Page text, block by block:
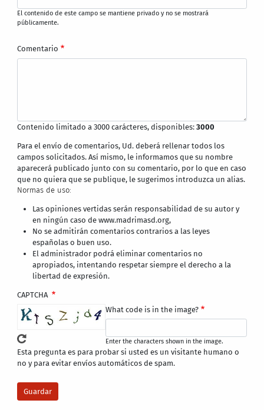
El contenido de este campo se mantiene privado y no se mostrará
públicamente.
Comentario
Contenido limitado a 3000 carácteres, disponibles:3000
Para el envío de comentarios, Ud. deberá rellenar todos los
campos solicitados. Así mismo, le informamos que su nombre
aparecerá publicado junto con su comentario, por lo que en caso
que no quiera que se publique, le sugerimos introduzca un alias.
Normas de uso:
Las opiniones vertidas serán responsabilidad de su autor y
en ningún caso de www.madrimasd.org,
No se admitirán comentarios contrarios a las leyes
españolas o buen uso.
El administrador podrá eliminar comentarios no
apropiados, intentando respetar siempre el derecho a la
libertad de expresión.
CAPTCHA
What code is in the image?
Enter the characters shown in the image.
Esta pregunta es para probar si usted es un visitante humano o
no y para evitar envíos automáticos de spam.